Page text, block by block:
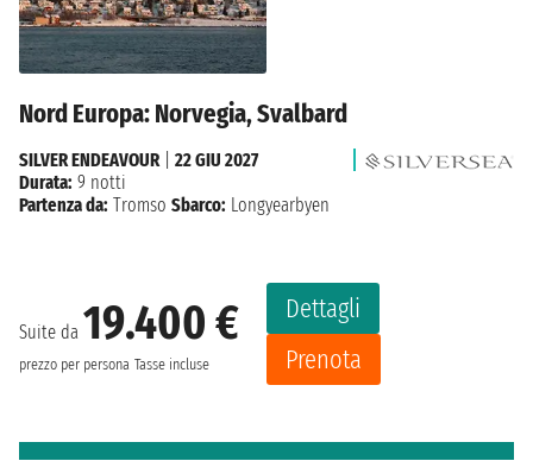
Nord Europa: Norvegia, Svalbard
Suite da 19.400 €
prezzo per persona Tasse incluse
Dettagli
Prenota
SILVER ENDEAVOUR| 22 GIU 2027
Durata: 9 notti
Partenza da: Tromso Sbarco: Longyearbyen